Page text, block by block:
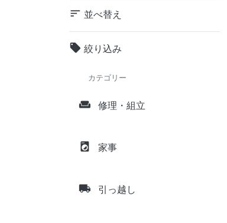
sort 並べ替え
local_offer 絞り込み
カテゴリー
weekend 修理・組立
local_laundry_service 家事
local_shipping 引っ越し